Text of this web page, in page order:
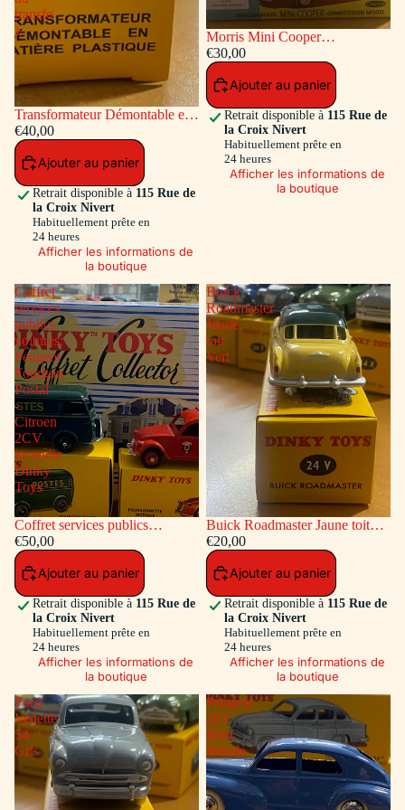
transfo
)
Transformateur Démontable en
matiére plastique Ref ADT-833
( Accessoires a l'intérieur du
transfo )
€40,00
Ajouter au panier
Retrait disponible à 115 Rue de
la Croix Nivert
Habituellement prête en
24 heures
Afficher les informations de
la boutique
Morris Mini Cooper
Competition #7 Bleu / Toit et
Capot Blanc
€30,00
Ajouter au panier
Retrait disponible à 115 Rue de
la Croix Nivert
Habituellement prête en
24 heures
Afficher les informations de
la boutique
Coffret
services
publics
voitures:
Peugeot
Fourgon
Postal
-
Citroen
2CV
incendie
Dinky
Toys
Coffret services publics
voitures: Peugeot Fourgon
Postal - Citroen 2CV incendie
Dinky Toys
€50,00
Ajouter au panier
Retrait disponible à 115 Rue de
la Croix Nivert
Habituellement prête en
24 heures
Afficher les informations de
la boutique
Buick
Roadmaster
Jaune
toit
Vert
Buick Roadmaster Jaune toit
Vert
€20,00
Ajouter au panier
Retrait disponible à 115 Rue de
la Croix Nivert
Habituellement prête en
24 heures
Afficher les informations de
la boutique
Ford
Vedette
54
Gris
Peugeot
203
Bleu
Pétrole